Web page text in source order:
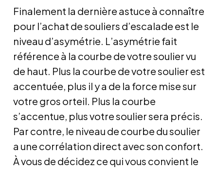
Finalement la dernière astuce à connaître
pour l’achat de souliers d’escalade est le
niveau d’asymétrie. L’asymétrie fait
référence à la courbe de votre soulier vu
de haut. Plus la courbe de votre soulier est
accentuée, plus il y a de la force mise sur
votre gros orteil. Plus la courbe
s’accentue, plus votre soulier sera précis.
Par contre, le niveau de courbe du soulier
a une corrélation direct avec son confort.
À vous de décidez ce qui vous convient le